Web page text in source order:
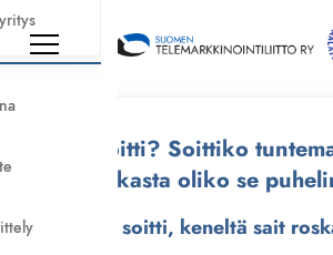
Kuka soitti? Soittiko
tarkasta oliko se
Kuka soitti, keneltä sait